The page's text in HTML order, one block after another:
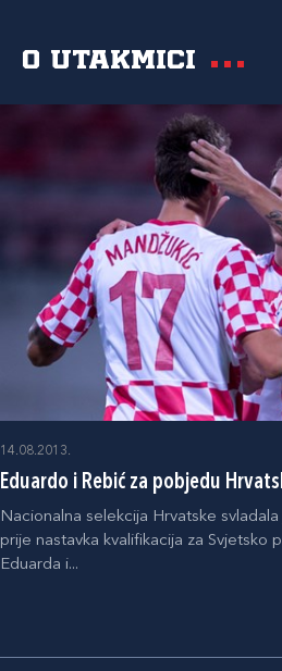
O utakmici
14.08.2013.
Eduardo i Rebić za pobjedu
Nacionalna selekcija Hrvatske
prije nastavka kvalifikacija za Svjetsko
Eduarda i...